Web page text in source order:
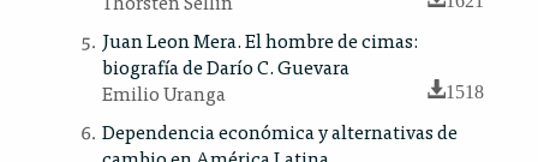
Juan Leon Mera. El hombre de cimas:
biografía de Darío C. Guevara
Emilio Uranga
1518
Dependencia económica y alternativas de